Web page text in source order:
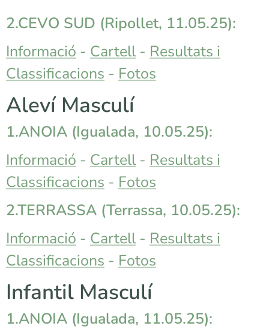
2.CEVO SUD (Ripollet, 11.05.25):
Informació - Cartell- Resultats i
Classificacions - Fotos
Aleví Masculí
1.ANOIA (Igualada, 10.05.25):
Informació - Cartell- Resultats i
Classificacions - Fotos
2.TERRASSA (Terrassa, 10.05.25):
Informació - Cartell- Resultats i
Classificacions - Fotos
Infantil Masculí
1.ANOIA (Igualada, 11.05.25):